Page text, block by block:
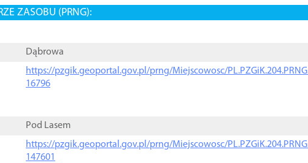
ZASOBU (PRNG):
Dąbrowa
https://pzgik.geoportal.gov.pl/prng/Miejscowosc/
16796
Pod Lasem
https://pzgik.geoportal.gov.pl/prng/Miejscowosc/
147601